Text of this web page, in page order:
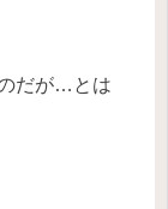
だが…とは